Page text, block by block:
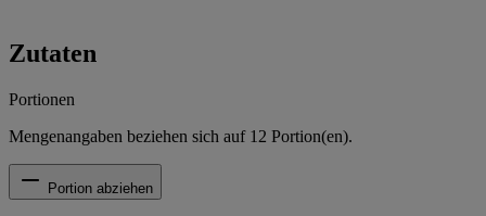
Zutaten
Portionen
Mengenangaben beziehen sich auf 12 Portion(en).
Portion abziehen